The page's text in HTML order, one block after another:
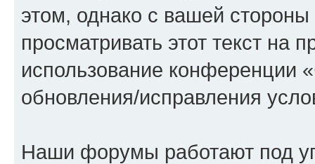
этом, однако с вашей
просматривать этот текст на
использование конференции
обновления/исправления
Наши форумы работают под